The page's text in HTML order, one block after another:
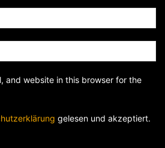
and website in this browser for the
gelesen und akzeptiert.